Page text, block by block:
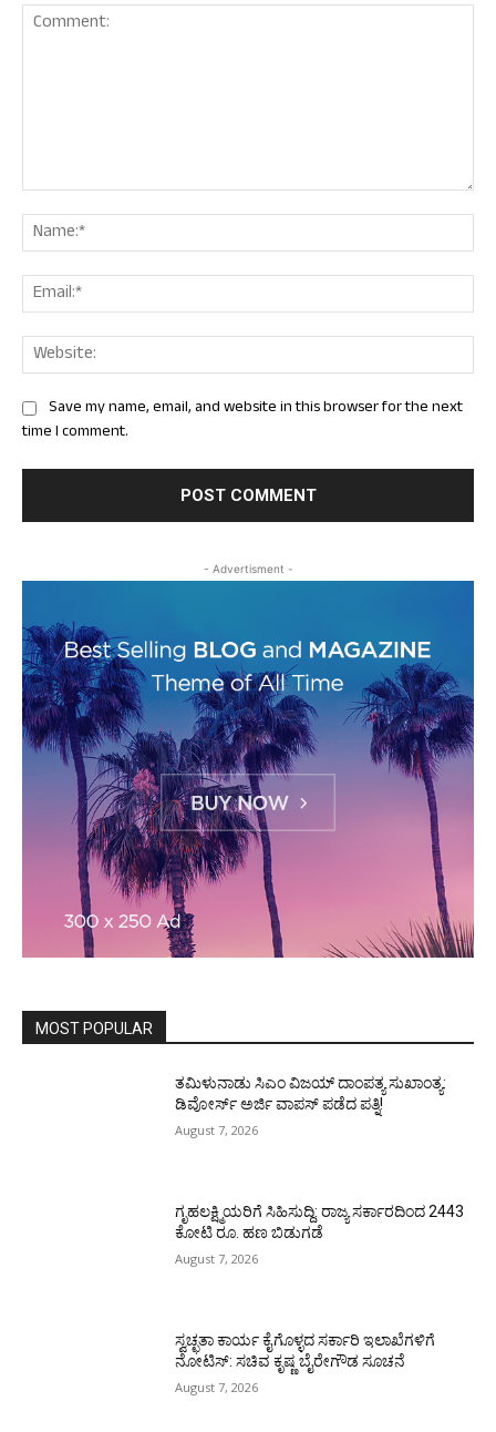
Save my name, email, and website in this browser for the next
time I comment.
- Advertisment -
MOST POPULAR
ತಮಿಳುನಾಡು ಸಿಎಂ ವಿಜಯ್‌ ದಾಂಪತ್ಯ ಸುಖಾಂತ್ಯ:
ಡಿವೋರ್ಸ್‌ ಅರ್ಜಿ ವಾಪಸ್‌ ಪಡೆದ ಪತ್ನಿ!
August 7, 2026
ಗೃಹಲಕ್ಷ್ಮಿಯರಿಗೆ ಸಿಹಿಸುದ್ದಿ: ರಾಜ್ಯ ಸರ್ಕಾರದಿಂದ 2443
ಕೋಟಿ ರೂ. ಹಣ ಬಿಡುಗಡೆ
August 7, 2026
ಸ್ವಚ್ಛತಾ ಕಾರ್ಯ ಕೈಗೊಳ್ಳದ ಸರ್ಕಾರಿ ಇಲಾಖೆಗಳಿಗೆ
ನೋಟಿಸ್: ಸಚಿವ ಕೃಷ್ಣ ಬೈರೇಗೌಡ ಸೂಚನೆ
August 7, 2026